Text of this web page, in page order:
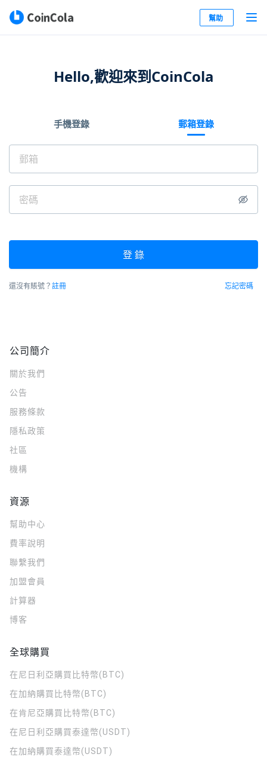
幫助
Hello,歡迎來到CoinCola
手機登錄 郵箱登錄
登 錄
還沒有賬號？註冊 忘記密碼
公司簡介
關於我們
公告
服務條款
隱私政策
社區
機構
資源
幫助中心
費率說明
聯繫我們
加盟會員
計算器
博客
全球購買
在尼日利亞購買比特幣(BTC)
在加納購買比特幣(BTC)
在肯尼亞購買比特幣(BTC)
在尼日利亞購買泰達幣(USDT)
在加納購買泰達幣(USDT)